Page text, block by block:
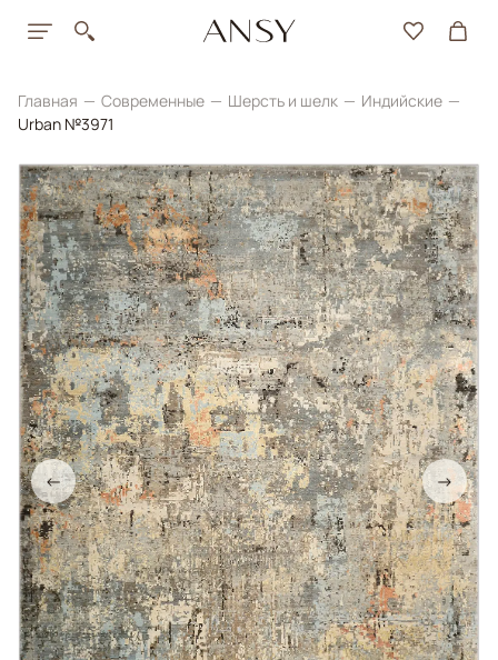
Главная Современные Шерсть и шелк
Индийские
Urban №3971
← →